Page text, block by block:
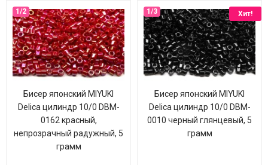
Бисер японский MIYUKI
Delica цилиндр 10/0 DBM-
0162 красный,
непрозрачный радужный, 5
грамм
Хит!
Бисер японский MIYUKI
Delica цилиндр 10/0 DBM-
0010 черный глянцевый, 5
грамм